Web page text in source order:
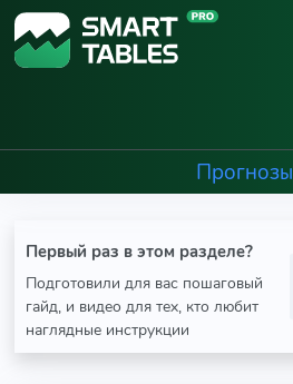
Прогнозы
Первый раз в этом разделе?
Подготовили для вас пошаговый
гайд, и видео для тех, кто любит
наглядные инструкции